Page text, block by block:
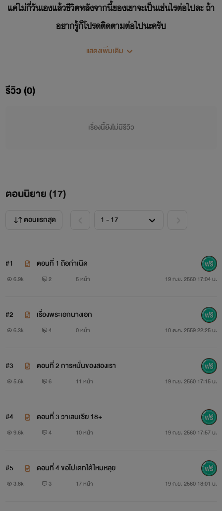
แค่ไม่กี่วันเองแล้วชีวิตหลังจากนี้ของเขาจะเป็นเช่นไรต่อไปละ ถ้า
อยากรู้ก็โปรดติดตามต่อไปนะครับ
Rikudandere Ch
แสดงเพิ่มเติม
รีวิว (0)
เรื่องนี้ยังไม่มีรีวิว
ตอนนิยาย (17)
ตอนแรกสุด
#1 ตอนที่ 1 ถือกำเนิด
6.9k 2 5 หน้า 19 ก.ย. 2560 17:04 น.
#2 เรื่องพระเอกนางเอก
6.3k 4 0 หน้า 10 ต.ค. 2559 22:25 น.
#3 ตอนที่ 2 การหมั่นของสองเรา
5.6k 6 11 หน้า 19 ก.ย. 2560 17:15 น.
#4 ตอนที่ 3 วาเลนเซีย 18+
9.6k 4 10 หน้า 19 ก.ย. 2560 17:57 น.
#5 ตอนที่ 4 ขอไปเดทได้ไหมหลุย
3.8k 3 17 หน้า 19 ก.ย. 2560 18:01 น.